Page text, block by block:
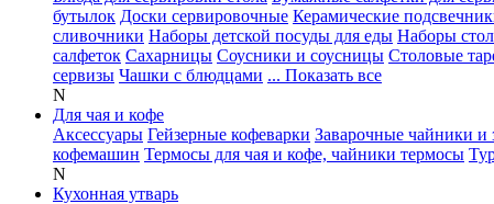
бутылок Доски сервировочные Керамические
сливочники Наборы детской посуды для еды Наборы
салфеток Сахарницы Соусники и соусницы Столовые
сервизы Чашки с блюдцами ... Показать все
N
Для чая и кофе
Аксессуары Гейзерные кофеварки Заварочные чайники и
кофемашин Термосы для чая и кофе, чайники термосы
N
Кухонная утварь